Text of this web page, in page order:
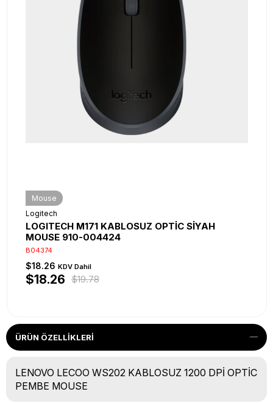
Mouse
Logitech
LOGITECH M171 KABLOSUZ OPTİC SİYAH
MOUSE 910-004424
B04374
$18.26 KDV Dahil
$18.26 $19.78
ÜRÜN ÖZELLIKLERI
LENOVO LECOO WS202 KABLOSUZ 1200 DPİ OPTİC
PEMBE MOUSE